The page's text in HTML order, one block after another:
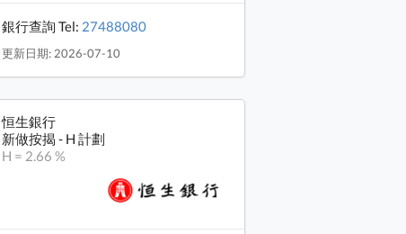
銀行查詢 Tel: 27488080
更新日期: 2026-07-10
恒生銀行
新做按揭 - H 計劃
H = 2.66 %